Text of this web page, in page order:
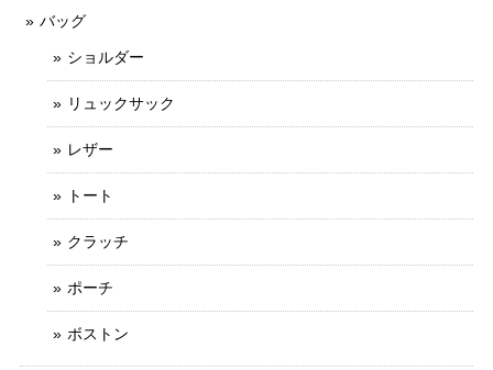
バッグ
ショルダー
リュックサック
レザー
トート
クラッチ
ポーチ
ボストン